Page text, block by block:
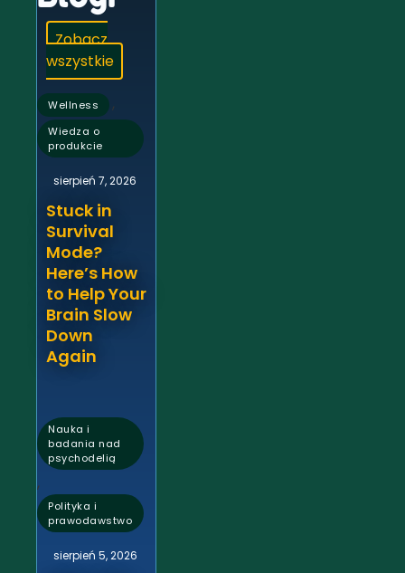
Zobacz
wszystkie
Wellness ,
Wiedza o
produkcie
sierpień 7, 2026
Stuck in
Survival
Mode?
Here’s How
to Help Your
Brain Slow
Down
Again
Nauka i
badania nad
psychodelią
,
Polityka i
prawodawstwo
sierpień 5, 2026